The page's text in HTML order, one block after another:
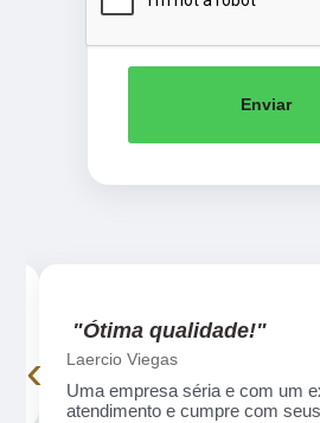
Enviar
"Ótima qualidade!"
Laercio Viegas
Uma empresa séria e com um
atendimento e cumpre com
‹